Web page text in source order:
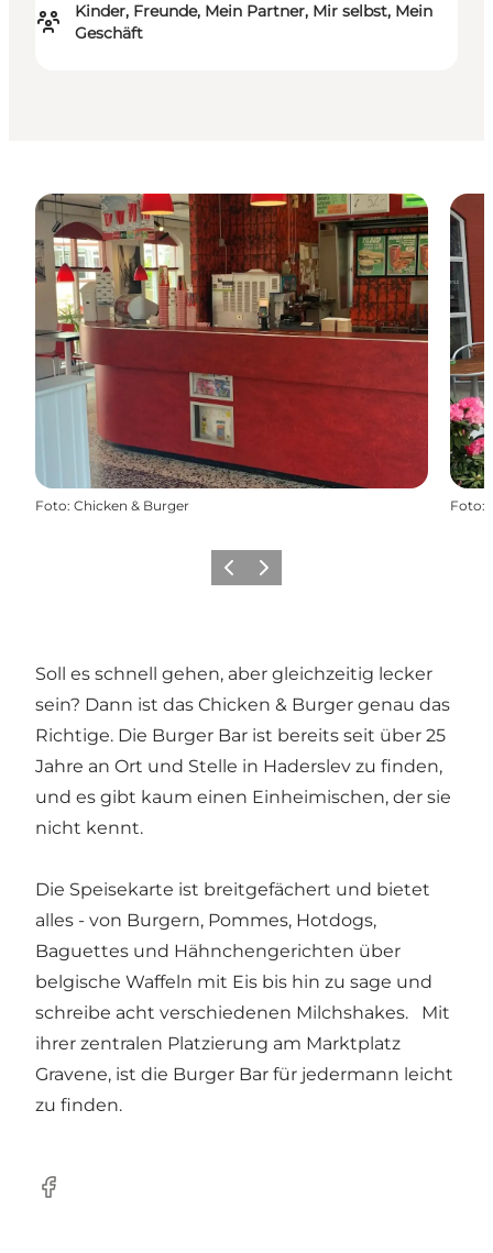
Kinder, Freunde, Mein Partner, Mir selbst, Mein
Geschäft
Foto: Chicken & Burger Foto:
ZurückWeiter
Soll es schnell gehen, aber gleichzeitig lecker
sein? Dann ist das Chicken & Burger genau das
Richtige. Die Burger Bar ist bereits seit über 25
Jahre an Ort und Stelle in Haderslev zu finden,
und es gibt kaum einen Einheimischen, der sie
nicht kennt.
Die Speisekarte ist breitgefächert und bietet
alles - von Burgern, Pommes, Hotdogs,
Baguettes und Hähnchengerichten über
belgische Waffeln mit Eis bis hin zu sage und
schreibe acht verschiedenen Milchshakes. Mit
ihrer zentralen Platzierung am Marktplatz
Gravene, ist die Burger Bar für jedermann leicht
zu finden.
Facebook